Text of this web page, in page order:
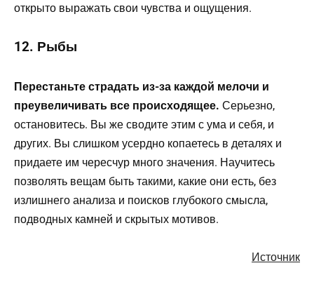
открыто выражать свои чувства и ощущения.
12. Рыбы
Перестаньте страдать из-за каждой мелочи и
преувеличивать все происходящее. Серьезно,
остановитесь. Вы же сводите этим с ума и себя, и
других. Вы слишком усердно копаетесь в деталях и
придаете им чересчур много значения. Научитесь
позволять вещам быть такими, какие они есть, без
излишнего анализа и поисков глубокого смысла,
подводных камней и скрытых мотивов.
Источник